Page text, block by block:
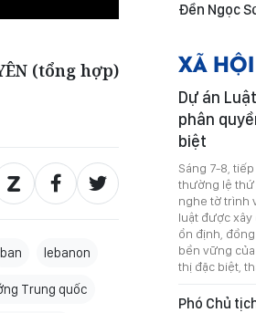
(tổng hợp)
lebanon
Trung quốc
Đền Ngọc
XÃ HỘI
Dự án
phân
biệt
Sáng 7-8,
thường lệ thứ
nghe tờ trình
luật được
ổn định,
bền vững của
thị đặc biệt,
Phó Chủ